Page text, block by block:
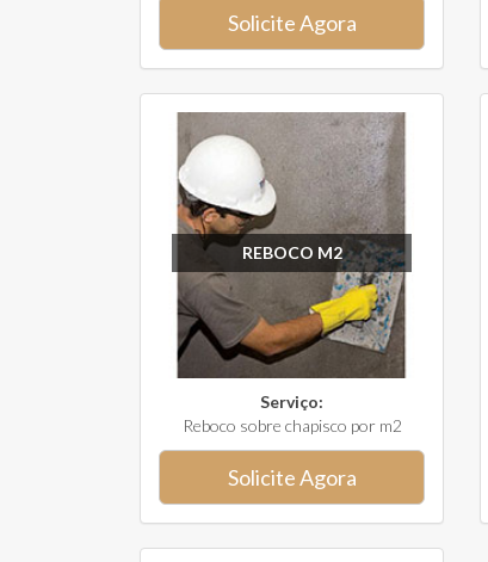
Solicite Agora
REBOCO M2
Serviço:
Reboco sobre chapisco por m2
Solicite Agora